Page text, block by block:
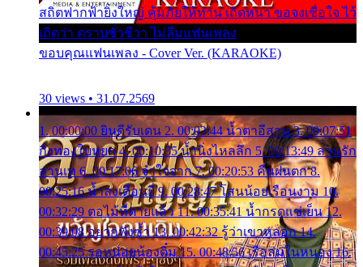
สถิตฟากฟ้ายิ่งใหญ่ คุ้มภัยให้ท่าน เถิดหนา ขอจงเชื่อใจ ไว้
เถิดว่า ตราบชั่วชีวา ไม่ลืมแฟนเพลง
ขอบคุณแฟนเพลง - Cover Ver. (KARAOKE)
30 views • 31.07.2569
1. 00:00:00 ยินดีรับเดน 2. 00:03:44 น้ำตาอีสาน 3. 00:07:51
กิ่งทองใบหยก 4. 00:10:35 น้ำนิ่งไหลลึก 5. 00:13:49 ลานรัก
ลานเท 6. 00:17:06 จำใจจาก 7. 00:20:53 คืนฝนตก 8.
00:25:16 น้ำลงเดือนยี่ 9. 00:28:47 โสนน้อยเรือนงาม 10.
00:32:29 ตอไม้ที่ตายแล้ว 11. 00:35:41 น้ำกรดแช่เย็น 12.
00:39:08 อยากฟังซ้ำ 13. 00:42:32 รู้ว่าเขาหลอก 14.
00:45:25 รอหน่อยน้องติ๋ม 15. 00:48:56 เรือล่มในหนอง 16.